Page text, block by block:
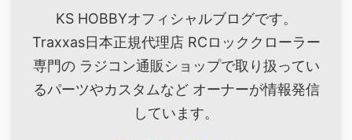
KS HOBBYオフィシャルブログです。
Traxxas日本正規代理店 RCロッククローラー
専門の ラジコン通販ショップで取り扱ってい
るパーツやカスタムなど オーナーが情報発信
しています。